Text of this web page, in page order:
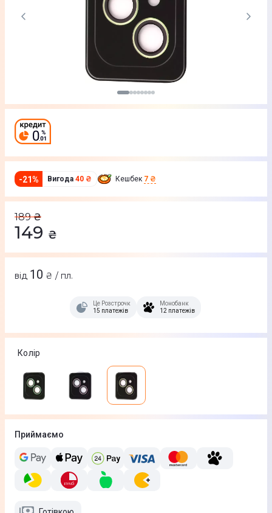
-21% Вигода 40 ₴ Кешбек 7 ₴
189 ₴
149 ₴
від 10 ₴ / пл.
Це Розстрочка
15 платежів
Монобанк
12 платежів
Колір
Приймаємо